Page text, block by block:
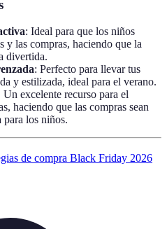
: Ideal para que los niños
y las compras, haciendo que la
divertida.
: Perfecto para llevar tus
y estilizada, ideal para el verano.
Un excelente recurso para el
haciendo que las compras sean
para los niños.
de compra Black Friday 2026